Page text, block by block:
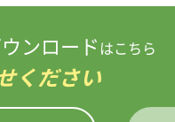
ンロード はこちら
ください